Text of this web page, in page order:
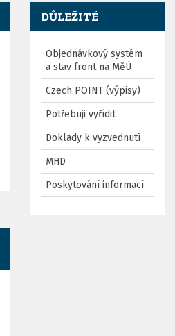
DŮLEŽITÉ
Objednávkový systém
a stav front na MěÚ
Czech POINT (výpisy)
Potřebuji vyřídit
Doklady k vyzvednutí
MHD
Poskytování informací